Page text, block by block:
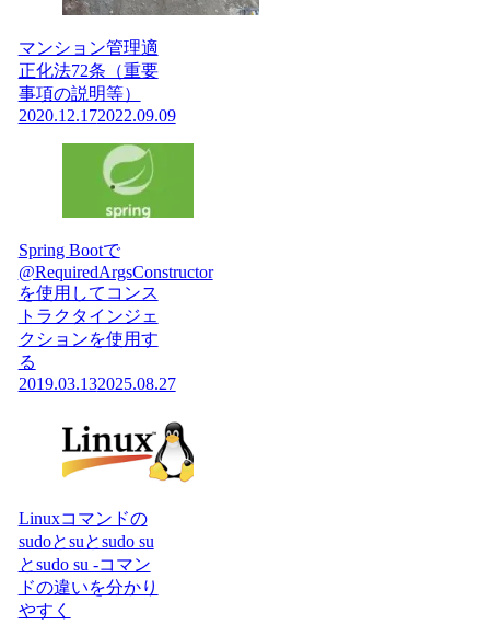
マンション管理適
正化法72条（重要
事項の説明等）
2020.12.172022.09.09
Spring Bootで
@RequiredArgsConstructor
を使用してコンス
トラクタインジェ
クションを使用す
る
2019.03.132025.08.27
Linuxコマンドの
sudoとsuとsudo su
とsudo su -コマン
ドの違いを分かり
やすく